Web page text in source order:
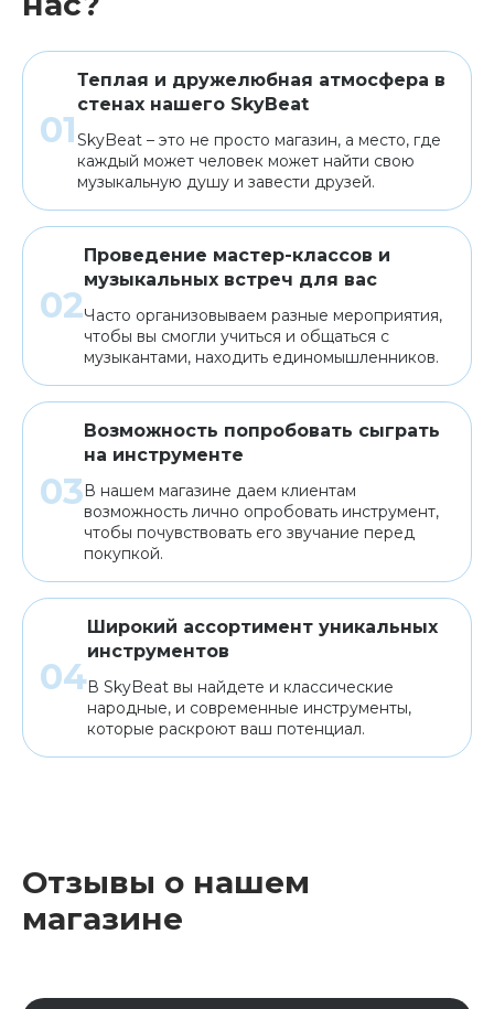
Теплая и дружелюбная атмосфера в
стенах нашего SkyBeat
SkyBeat – это не просто магазин, а место, где
каждый может человек может найти свою
музыкальную душу и завести друзей.
Проведение мастер-классов и
музыкальных встреч для вас
Часто организовываем разные мероприятия,
чтобы вы смогли учиться и общаться с
музыкантами, находить единомышленников.
Возможность попробовать сыграть
на инструменте
В нашем магазине даем клиентам
возможность лично опробовать инструмент,
чтобы почувствовать его звучание перед
покупкой.
Широкий ассортимент уникальных
инструментов
В SkyBeat вы найдете и классические
народные, и современные инструменты,
которые раскроют ваш потенциал.
Отзывы о нашем
магазине